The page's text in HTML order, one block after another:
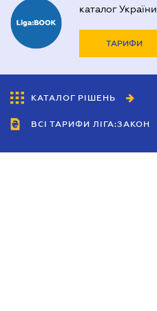
каталог України
ТАРИФИ
КАТАЛОГ РІШЕНЬ
ВСІ ТАРИФИ ЛІГА:ЗАКОН